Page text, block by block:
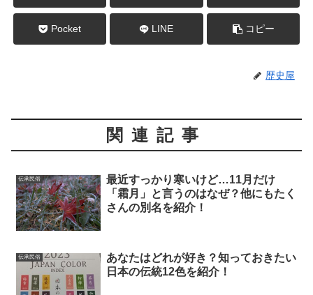
Pocket LINE コピー
歴史屋
関連記事
伝承民俗
最近すっかり寒いけど…11月だけ
「霜月」と言うのはなぜ？他にもたく
さんの別名を紹介！
伝承民俗
あなたはどれが好き？知っておきたい
日本の伝統12色を紹介！